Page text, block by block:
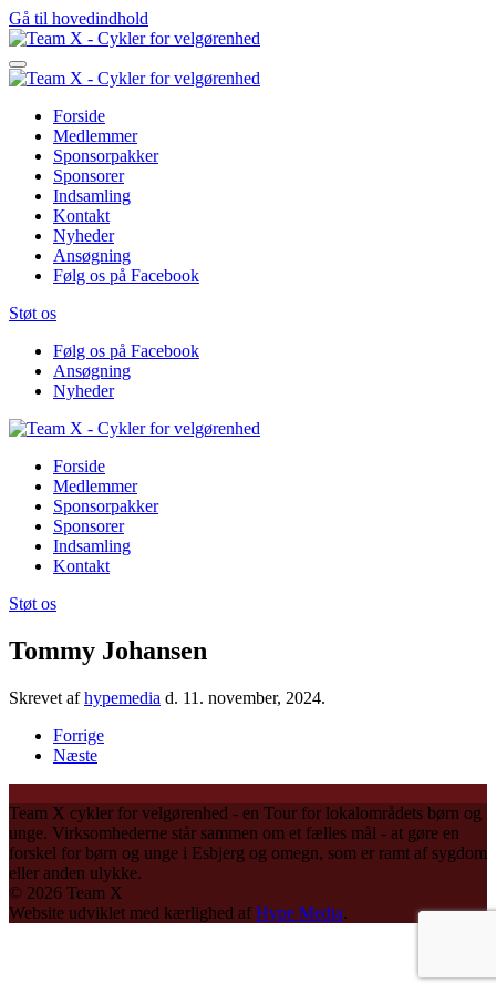
Gå til hovedindhold
Forside
Medlemmer
Sponsorpakker
Sponsorer
Indsamling
Kontakt
Nyheder
Ansøgning
Følg os på Facebook
Støt os
Følg os på Facebook
Ansøgning
Nyheder
Forside
Medlemmer
Sponsorpakker
Sponsorer
Indsamling
Kontakt
Støt os
Tommy Johansen
Skrevet afhypemedia d. 11. november, 2024.
Forrige
Næste
Team X cykler for velgørenhed - en Tour for lokalområdets børn og
unge. Virksomhederne står sammen om et fælles mål - at gøre en
forskel for børn og unge i Esbjerg og omegn, som er ramt af sygdom
eller anden ulykke.
© 2026 Team X
Website udviklet med kærlighed af Hype Media.